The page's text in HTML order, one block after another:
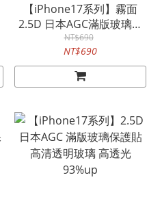
【iPhone17系列】霧面
2.5D 日本AGC滿版玻璃保
護貼
NT$690
NT$690